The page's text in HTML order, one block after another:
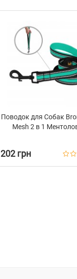
Поводок для Собак
Mesh 2 в 1
202 грн